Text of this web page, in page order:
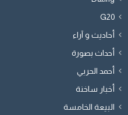
G20
أحاديث و آراء
أحداث بصورة
أحمد الحربي
أخبار ساخنة
البيعة الخامسة